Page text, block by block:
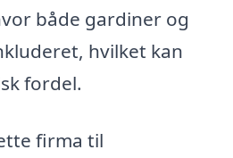
både gardiner og
hvilket kan
fordel.
firma til